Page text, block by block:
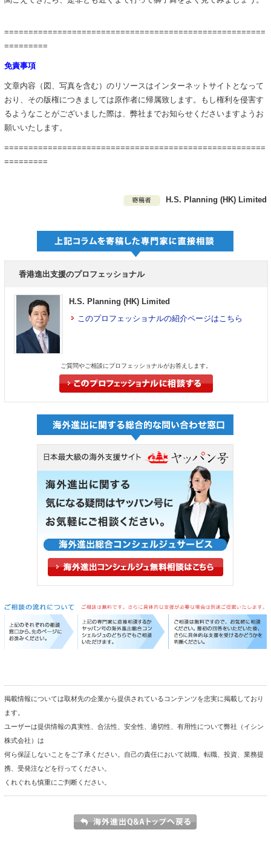
======================================================
=========
免責事項
文章内容（図、写真を含む）のリソースはインターネットサイトとなって
おり、その版権につきましては原作者に帰属致します。もし権利を侵害す
るようなことがございました際は、弊社までお知らせくださいますようお
願いいたします。
======================================================
=========
H.S. Planning (HK) Limited
香港進出支援のプロフェッショナル
H.S. Planning (HK) Limited
このプロフェッショナルの紹介ページはこちら
ご質問やご相談にプロフェッショナルがお答えします。
掲載情報については取材先の企業から提供されているコンテンツを忠実に掲載しており
ます。
ユーザーは提供情報の真実性、合法性、安全性、適切性、有用性について弊社（イシン
株式会社）は
何ら保証しないことをご了承ください。自己の責任において就職、転職、投資、業務提
携、受発注などを行ってください。
くれぐれも慎重にご判断ください。